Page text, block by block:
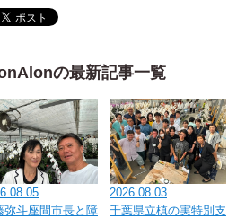
の最新記事一覧
弥斗座間市長と障
2026.08.03
千葉県立槙の実特別支